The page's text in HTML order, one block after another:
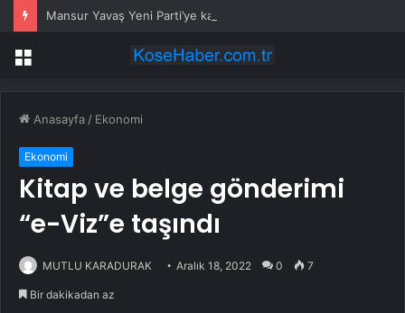
Menü
Anasayfa / Ekonomi
Ekonomi
Kitap ve belge gönderimi
“e-Viz”e taşındı
MUTLU KARADURAK Aralık 18, 2022 0 7
Bir dakikadan az